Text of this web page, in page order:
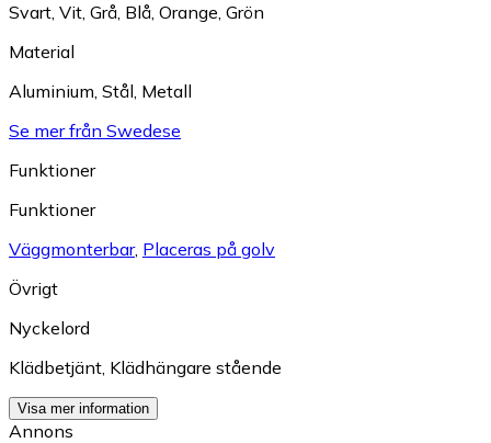
Svart, Vit, Grå, Blå, Orange, Grön
Material
Aluminium, Stål, Metall
Se mer från Swedese
Funktioner
Funktioner
Väggmonterbar, Placeras på golv
Övrigt
Nyckelord
Klädbetjänt, Klädhängare stående
Visa mer information
Annons